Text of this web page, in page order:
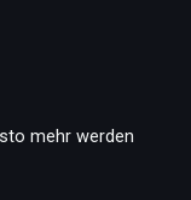
mehr werden